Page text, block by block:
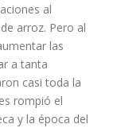
al
arroz. Pero al
las
a tanta
casi toda la
rompió el
y la época del